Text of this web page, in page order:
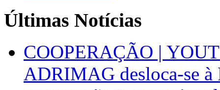
Últimas Notícias
COOPERAÇÃO |
ADRIMAG desloca-se